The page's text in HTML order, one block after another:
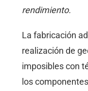
rendimiento.
La fabricación
realización de
imposibles con
los